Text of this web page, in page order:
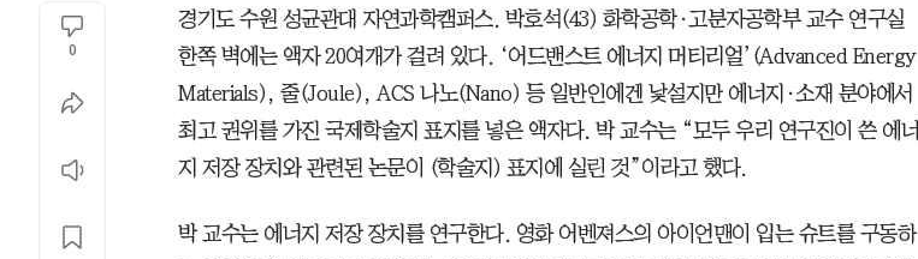
0
경기도 수원 성균관대 자연과학캠퍼스. 박호석(43) 화학공학·고분자공학부 교수 연구실
한쪽 벽에는 액자 20여개가 걸려 있다. ‘어드밴스트 에너지 머티리얼’(Advanced Energy
Materials), 줄(Joule), ACS 나노(Nano) 등 일반인에겐 낯설지만 에너지·소재 분야에서
최고 권위를 가진 국제학술지 표지를 넣은 액자다. 박 교수는 “모두 우리 연구진이 쓴 에너
지 저장 장치와 관련된 논문이 (학술지) 표지에 실린 것”이라고 했다.
박 교수는 에너지 저장 장치를 연구한다. 영화 어벤져스의 아이언맨이 입는 슈트를 구동하